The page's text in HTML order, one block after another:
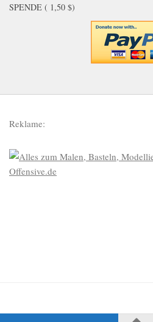
SPENDE ( 1,50 $)
Reklame: